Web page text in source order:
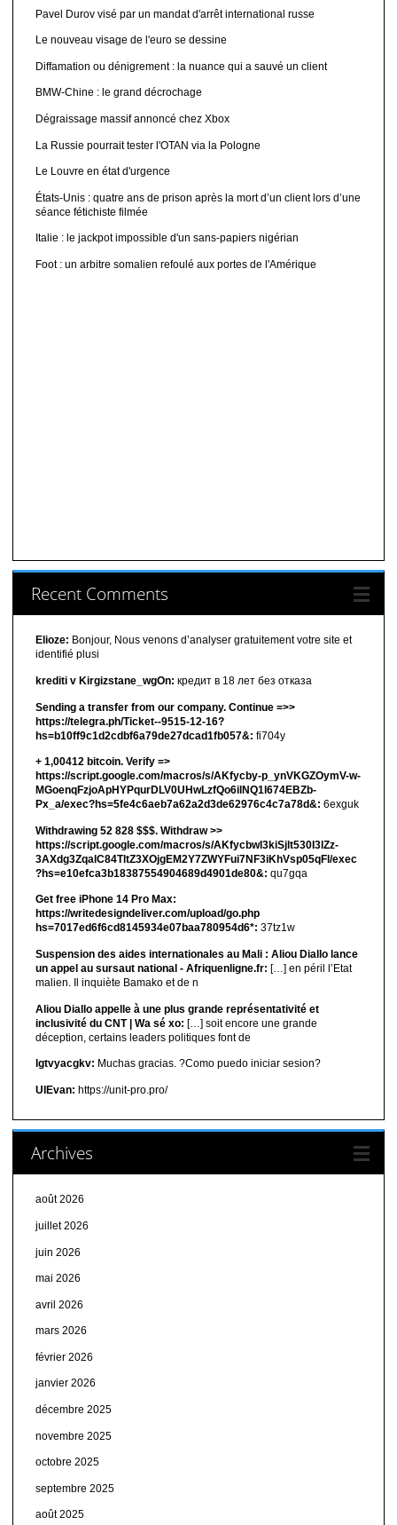
Pavel Durov visé par un mandat d'arrêt international russe
Le nouveau visage de l'euro se dessine
Diffamation ou dénigrement : la nuance qui a sauvé un client
BMW-Chine : le grand décrochage
Dégraissage massif annoncé chez Xbox
La Russie pourrait tester l'OTAN via la Pologne
Le Louvre en état d'urgence
États-Unis : quatre ans de prison après la mort d’un client lors d’une
séance fétichiste filmée
Italie : le jackpot impossible d'un sans-papiers nigérian
Foot : un arbitre somalien refoulé aux portes de l'Amérique
Recent Comments
Elioze: Bonjour, Nous venons d’analyser gratuitement votre site et
identifié plusi
krediti v Kirgizstane_wgOn: кредит в 18 лет без отказа
Sending a transfer from our company. Continue =>>
https://telegra.ph/Ticket--9515-12-16?
hs=b10ff9c1d2cdbf6a79de27dcad1fb057&: fi704y
+ 1,00412 bitсоin. Verify =>
https://script.google.com/macros/s/AKfycby-p_ynVKGZOymV-w-
MGoenqFzjoApHYPqurDLV0UHwLzfQo6ilNQ1l674EBZb-
Px_a/exec?hs=5fe4c6aeb7a62a2d3de62976c4c7a78d&: 6exguk
Withdrawing 52 828 $$$. Withdrаw >>
https://script.google.com/macros/s/AKfycbwl3kiSjlt530I3lZz-
3AXdg3ZqalC84TltZ3XOjgEM2Y7ZWYFui7NF3iKhVsp05qFl/exec
?hs=e10efca3b18387554904689d4901de80&: qu7gqa
Get free iPhone 14 Pro Max:
https://writedesigndeliver.com/upload/go.php
hs=7017ed6f6cd8145934e07baa780954d6*: 37tz1w
Suspension des aides internationales au Mali : Aliou Diallo lance
un appel au sursaut national - Afriquenligne.fr: […] en péril l’Etat
malien. Il inquiète Bamako et de n
Aliou Diallo appelle à une plus grande représentativité et
inclusivité du CNT | Wa sé xo: […] soit encore une grande
déception, certains leaders politiques font de
lgtvyacgkv: Muchas gracias. ?Como puedo iniciar sesion?
UIEvan: https://unit-pro.pro/
Archives
août 2026
juillet 2026
juin 2026
mai 2026
avril 2026
mars 2026
février 2026
janvier 2026
décembre 2025
novembre 2025
octobre 2025
septembre 2025
août 2025